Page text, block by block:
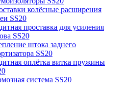
колёсные расширения
SS20
проставка для усиления
SS20
штока заднего
SS20
оплётка витка пружины
система SS20